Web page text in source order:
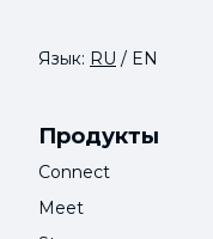
Язык: RU / EN
Продукты
Connect
Meet